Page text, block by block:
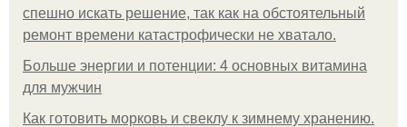
спешно искать решение, так как на обстоятельный
ремонт времени катастрофически не хватало.
Больше энергии и потенции: 4 основных витамина
для мужчин
Как готовить морковь и свеклу к зимнему хранению.